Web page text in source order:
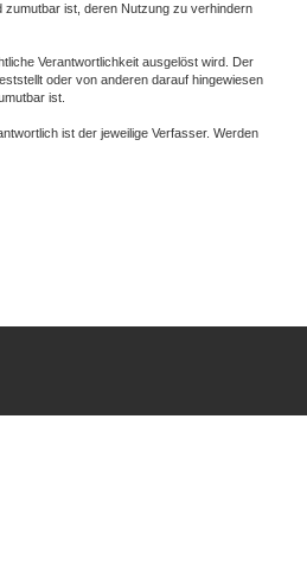
zumutbar ist, deren Nutzung zu verhindern
Verantwortlichkeit ausgelöst wird. Der
oder von anderen darauf hingewiesen
ist.
ist der jeweilige Verfasser. Werden